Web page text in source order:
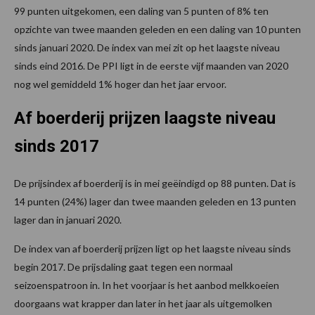
99 punten uitgekomen, een daling van 5 punten of 8% ten
opzichte van twee maanden geleden en een daling van 10 punten
sinds januari 2020. De index van mei zit op het laagste niveau
sinds eind 2016. De PPI ligt in de eerste vijf maanden van 2020
nog wel gemiddeld 1% hoger dan het jaar ervoor.
Af boerderij prijzen laagste niveau
sinds 2017
De prijsindex af boerderij is in mei geëindigd op 88 punten. Dat is
14 punten (24%) lager dan twee maanden geleden en 13 punten
lager dan in januari 2020.
De index van af boerderij prijzen ligt op het laagste niveau sinds
begin 2017. De prijsdaling gaat tegen een normaal
seizoenspatroon in. In het voorjaar is het aanbod melkkoeien
doorgaans wat krapper dan later in het jaar als uitgemolken